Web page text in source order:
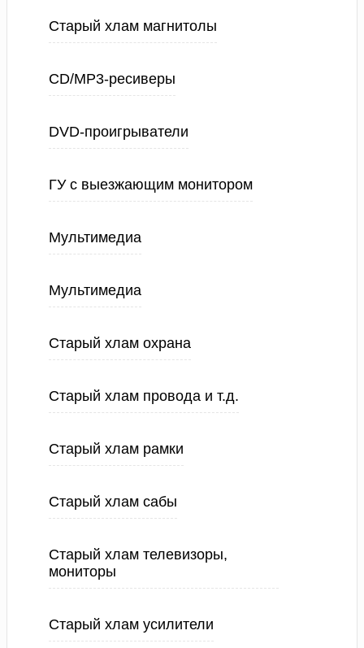
Старый хлам магнитолы
CD/MP3-ресиверы
DVD-проигрыватели
ГУ с выезжающим монитором
Мультимедиа
Мультимедиа
Старый хлам охрана
Старый хлам провода и т.д.
Старый хлам рамки
Старый хлам сабы
Старый хлам телевизоры,
мониторы
Старый хлам усилители